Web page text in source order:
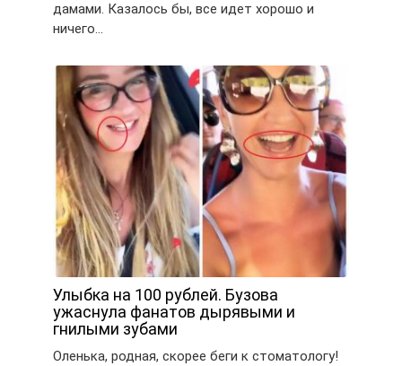
дамами. Казалось бы, все идет хорошо и
ничего…
Улыбка на 100 рублей. Бузова
ужаснула фанатов дырявыми и
гнилыми зубами
Оленька, родная, скорее беги к стоматологу!